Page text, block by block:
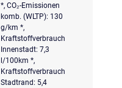
*, CO₂-Emissionen
komb. (WLTP): 130
g/km *,
Kraftstoffverbrauch
Innenstadt: 7,3
l/100km *,
Kraftstoffverbrauch
Stadtrand: 5,4